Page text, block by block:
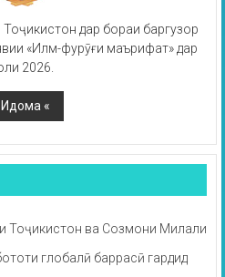
Тоҷикистон дар бораи баргузор
«Илм-фурӯғи маърифат» дар
2026.
Тоҷикистон ва Созмони Милали
глобалӣ баррасӣ гардид